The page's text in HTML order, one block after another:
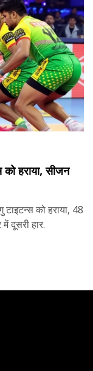
हराया, सीजन
को हराया, 48
दूसरी हार.